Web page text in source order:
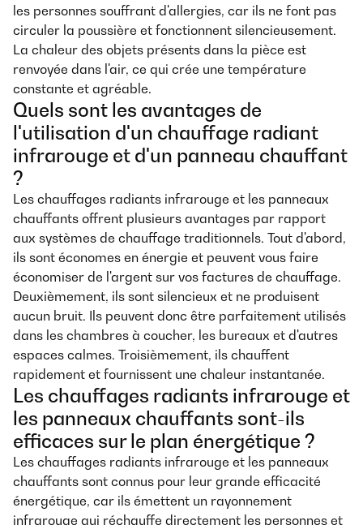
les personnes souffrant d'allergies, car ils ne font pas
circuler la poussière et fonctionnent silencieusement.
La chaleur des objets présents dans la pièce est
renvoyée dans l'air, ce qui crée une température
constante et agréable.
Quels sont les avantages de
l'utilisation d'un chauffage radiant
infrarouge et d'un panneau chauffant
?
Les chauffages radiants infrarouge et les panneaux
chauffants offrent plusieurs avantages par rapport
aux systèmes de chauffage traditionnels. Tout d'abord,
ils sont économes en énergie et peuvent vous faire
économiser de l'argent sur vos factures de chauffage.
Deuxièmement, ils sont silencieux et ne produisent
aucun bruit. Ils peuvent donc être parfaitement utilisés
dans les chambres à coucher, les bureaux et d'autres
espaces calmes. Troisièmement, ils chauffent
rapidement et fournissent une chaleur instantanée.
Les chauffages radiants infrarouge et
les panneaux chauffants sont-ils
efficaces sur le plan énergétique ?
Les chauffages radiants infrarouge et les panneaux
chauffants sont connus pour leur grande efficacité
énergétique, car ils émettent un rayonnement
infrarouge qui réchauffe directement les personnes et